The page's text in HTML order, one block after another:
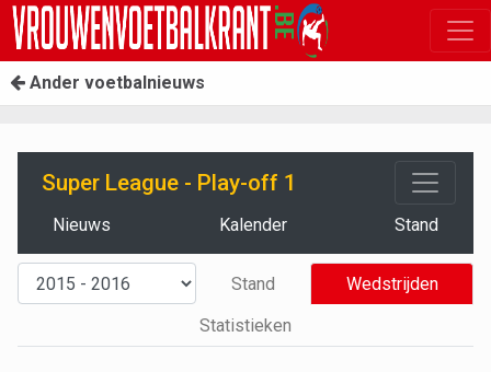
Ander voetbalnieuws
Super League - Play-off 1
Nieuws Kalender Stand
Stand
Wedstrijden
Statistieken